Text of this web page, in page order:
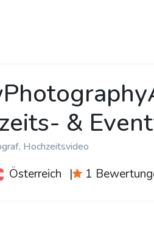
&
Hochzeitsvideo
Österreich | 1